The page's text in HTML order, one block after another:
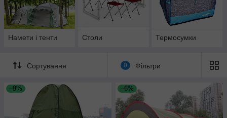
Намети і тенти Столи Термосумки
Сортування 0 Фільтри
–9% –6%